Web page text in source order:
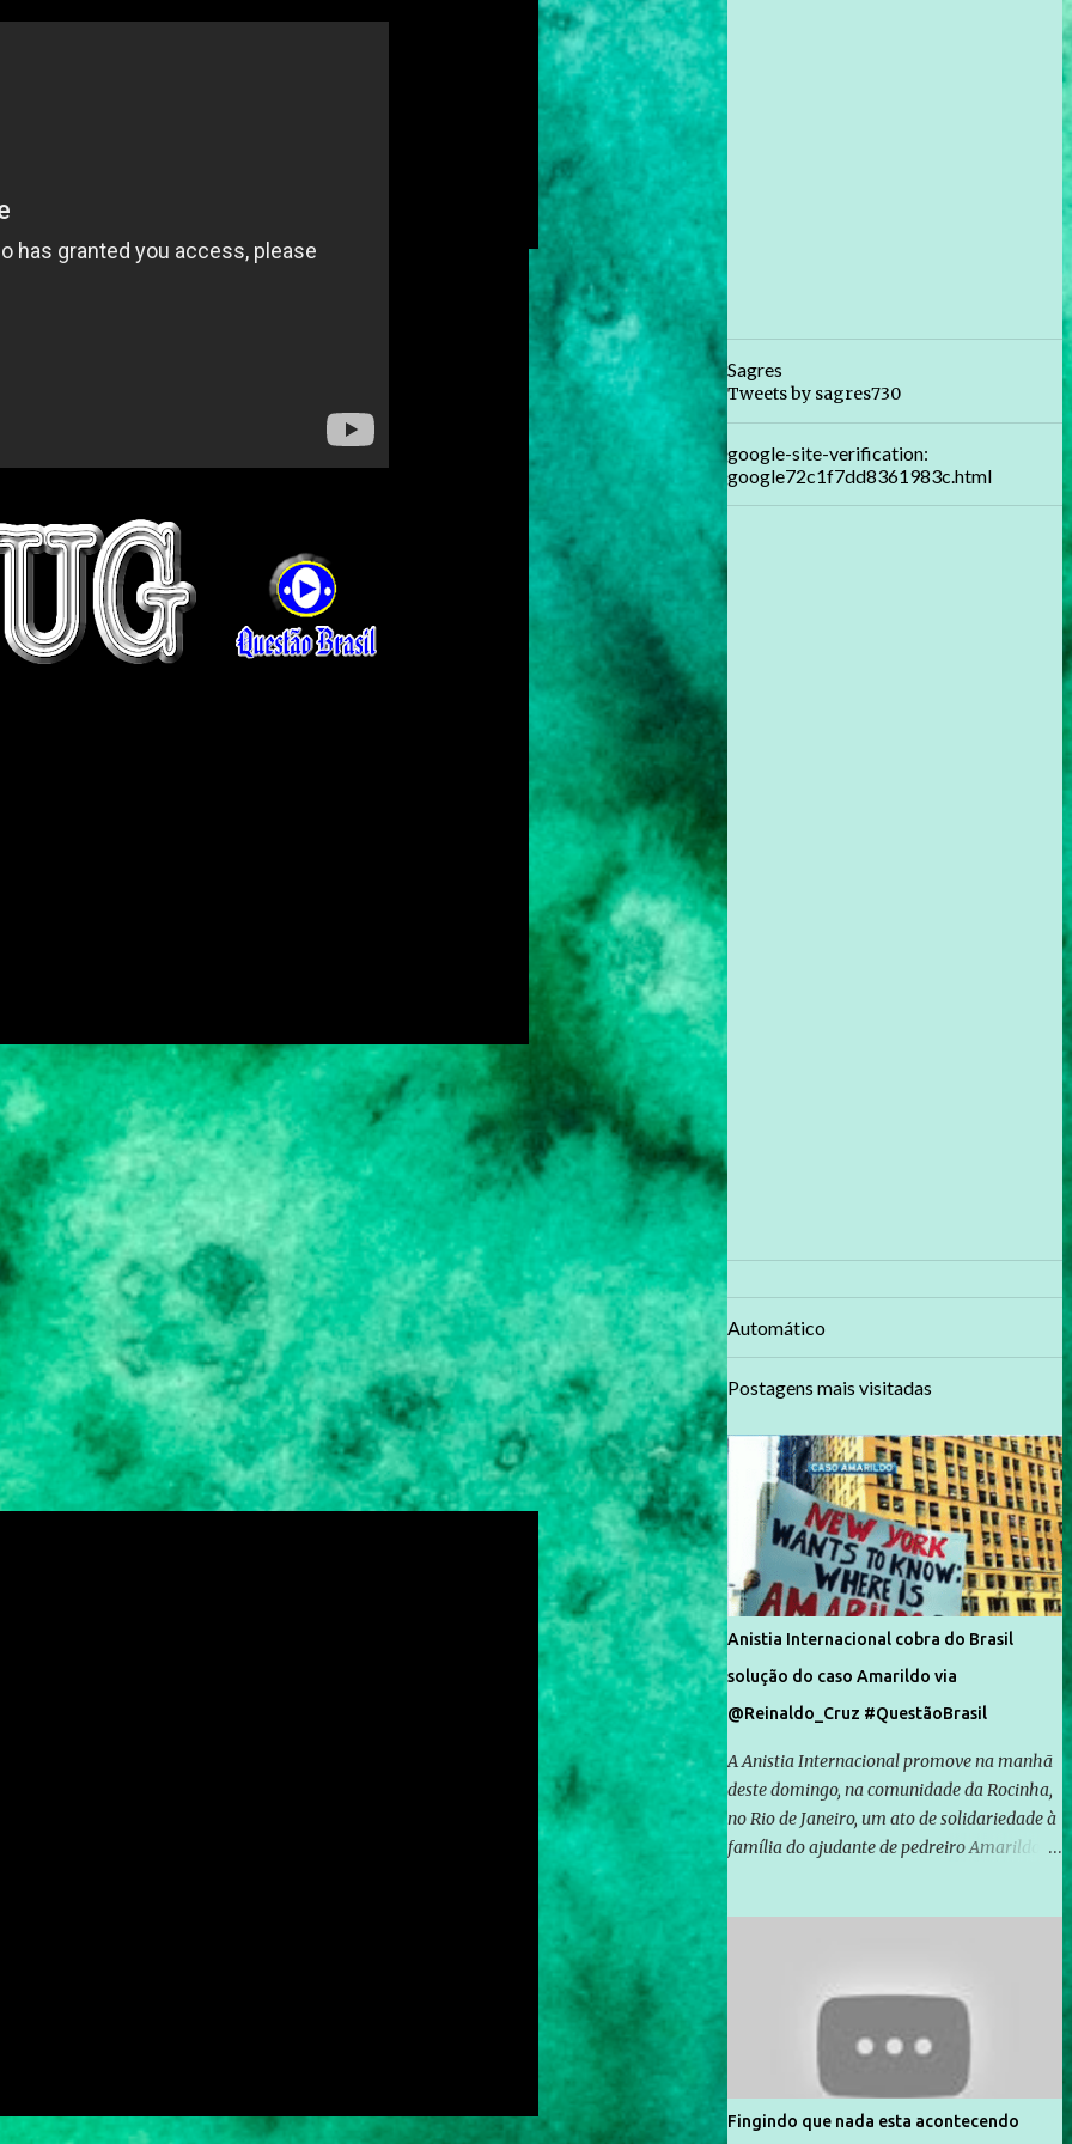
Sagres
Tweets by sagres730
google-site-verification:
google72c1f7dd8361983c.html
Automático
Postagens mais visitadas
Anistia Internacional cobra do Brasil
solução do caso Amarildo via
@Reinaldo_Cruz #QuestãoBrasil
A Anistia Internacional promove na manhã
deste domingo, na comunidade da Rocinha,
no Rio de Janeiro, um ato de solidariedade à
família do ajudante de pedreiro Amarildo de
Rocinha. A assessora de Direitos Humanos
da Anistia Internacional, Renata Neder, disse
à Agência Brasil que ações e atividades de
mobilização são feitas normalmente pela
organização não governamental. As ações
de solidariedade são promovidas em apoio
Fingindo que nada esta acontecendo